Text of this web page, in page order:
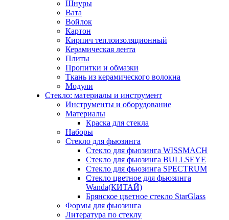
Шнуры
Вата
Войлок
Картон
Кирпич теплоизоляционный
Керамическая лента
Плиты
Пропитки и обмазки
Ткань из керамического волокна
Модули
Стекло: материалы и инструмент
Инструменты и оборудование
Материалы
Краска для стекла
Наборы
Стекло для фьюзинга
Стекло для фьюзинга WISSMACH
Стекло для фьюзинга BULLSEYE
Стекло для фьюзинга SPECTRUM
Стекло цветное для фьюзинга
Wanda(КИТАЙ)
Брянское цветное стекло StarGlass
Формы для фьюзинга
Литература по стеклу